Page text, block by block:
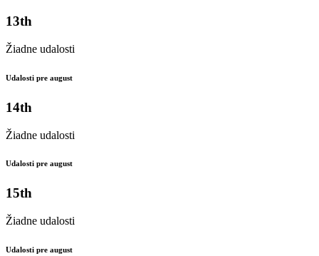
13th
Žiadne udalosti
Udalosti pre august
14th
Žiadne udalosti
Udalosti pre august
15th
Žiadne udalosti
Udalosti pre august